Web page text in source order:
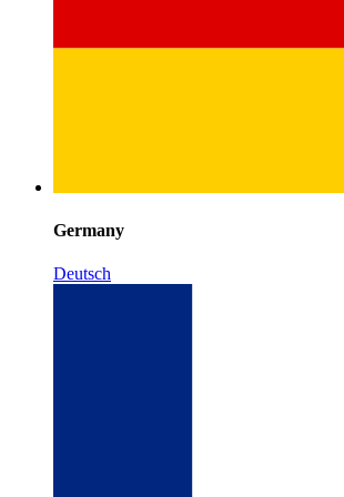
Germany
Deutsch